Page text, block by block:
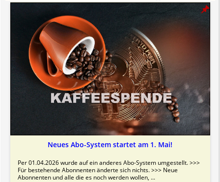
Neues Abo-System startet am 1. Mai!
Per 01.04.2026 wurde auf ein anderes Abo-System umgestellt. >>>
Für bestehende Abonnenten änderte sich nichts. >>> Neue
Abonnenten und alle die es noch werden wollen, ...